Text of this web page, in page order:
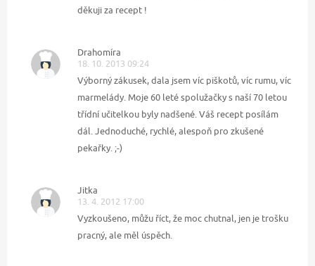
děkuji za recept !
Drahomíra
18. 10. 2013 09:24
Výborný zákusek, dala jsem víc piškotů, víc rumu, víc
marmelády. Moje 60 leté spolužačky s naší 70 letou
třídní učitelkou byly nadšené. Váš recept posílám
dál. Jednoduché, rychlé, alespoň pro zkušené
pekařky. ;-)
Jitka
13. 4. 2012 17:00
Vyzkoušeno, můžu říct, že moc chutnal, jen je trošku
pracný, ale měl úspěch.